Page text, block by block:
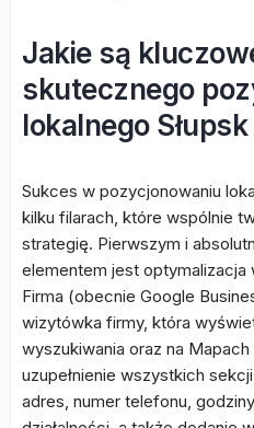
Jakie są
skutecznego
lokalnego Słupsk
Sukces w pozycjonowaniu
kilku filarach, które wspólnie
strategię. Pierwszym i
elementem jest optymalizacja
Firma (obecnie Google
wizytówka firmy, która
wyszukiwania oraz na Mapach
uzupełnienie wszystkich
adres, numer telefonu,